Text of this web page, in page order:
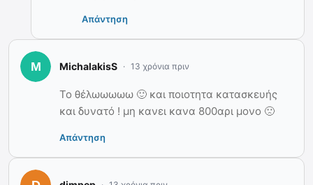
Απάντηση
MichalakisS 13 χρόνια πριν
Το θέλωωωωω 🙂 και ποιοτητα κατασκευής
και δυνατό ! μη κανει κανα 800αρι μονο 🙁
Απάντηση